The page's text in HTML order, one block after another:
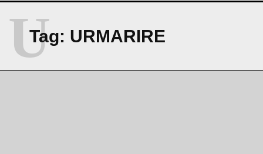
Tag: URMARIRE
U